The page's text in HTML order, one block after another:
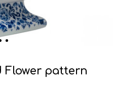
Flower pattern